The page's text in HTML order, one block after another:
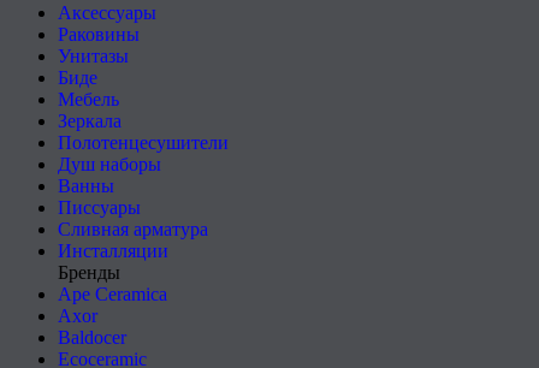
Аксессуары
Раковины
Унитазы
Биде
Мебель
Зеркала
Полотенцесушители
Душ наборы
Ванны
Писсуары
Сливная арматура
Инсталляции
Бренды
Ape Ceramica
Axor
Baldocer
Ecoceramic